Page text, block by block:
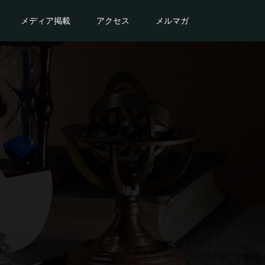
メディア掲載 アクセス メルマガ